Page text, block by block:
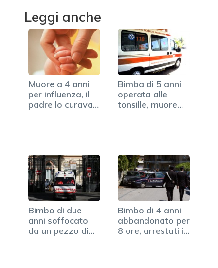
Leggi anche
Muore a 4 anni
per influenza, il
padre lo curava
Bimba di 5 anni
operata alle
tonsille, muore
Bimbo di due
anni soffocato
da un pezzo di
Bimbo di 4 anni
abbandonato per
8 ore, arrestati i…